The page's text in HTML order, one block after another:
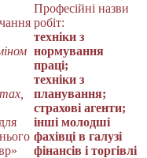
для
Професійні назви
робіт:
техніки з
нормування
праці;
техніки з
планування;
страхові агенти;
інші молодші
фахівці в галузі
фінансів і торгівлі